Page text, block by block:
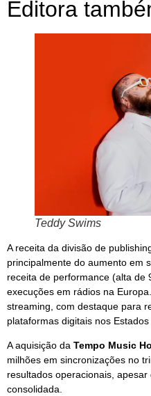
Editora
Teddy Swims
A receita da divisão de
principalmente do aumento em
receita de performance (alta de
execuções em rádios na
streaming, com destaque para
plataformas digitais nos Estados
A aquisição da Tempo Music
milhões em sincronizações no
resultados operacionais,
consolidada.